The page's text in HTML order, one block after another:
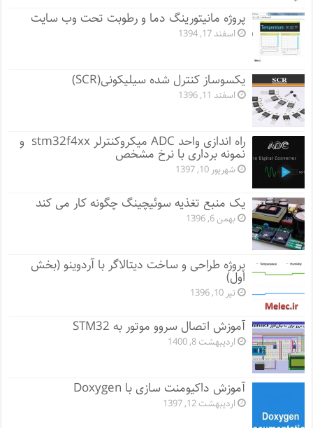
پروژه مانيتورينگ دما و رطوبت تحت وب سایت
اسفند 17, 1394
یکسوساز کنترل شده سیلیکونی(SCR)
اسفند 11, 1396
راه اندازی واحد ADC میکروکنترلر stm32f4xx و
نمونه برداری با نرخ مشخص
شهریور 10, 1397
یک منبع تغذیه سوئیچینگ چگونه کار می کند
بهمن 6, 1396
پروژه طراحی و ساخت دیتالاگر با آردوینو (بخش
اول)
تیر 10, 1396
آموزش اتصال سروو موتور به STM32
اردیبهشت 8, 1400
آموزش داکیومنت سازی با Doxygen
اردیبهشت 12, 1397